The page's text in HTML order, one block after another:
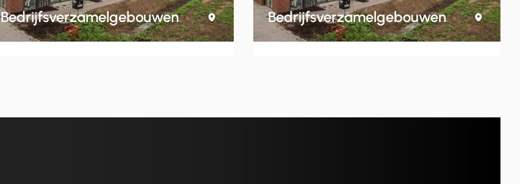
Bedrijfsverzamelgebouwen Bedrijfsverzamelgebouwen